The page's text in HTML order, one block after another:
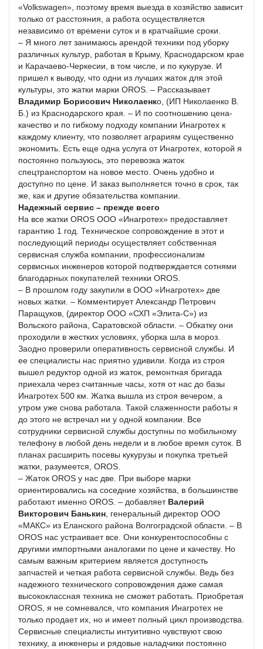
«Volkswagen», поэтому время выезда в хозяйство зависит
только от расстояния, а работа осуществляется
независимо от времени суток и в кратчайшие сроки.
– Я много лет занимаюсь арендой техники под уборку
различных культур, работая в Крыму, Краснодарском крае
и Карачаево-Черкесии, в том числе, и по кукурузе. И
пришел к выводу, что одни из лучших жаток для этой
культуры, это жатки марки OROS. – Рассказывает
Владимир Борисович Николаенко, (ИП Николаенко В.
Б.) из Краснодарского края. – И по соотношению цена-
качество и по гибкому подходу компании Инагротех к
каждому клиенту, что позволяет аграриям существенно
экономить. Есть еще одна услуга от Инагротех, которой я
постоянно пользуюсь, это перевозка жаток
спецтранспортом на новое место. Очень удобно и
доступно по цене. И заказ выполняется точно в срок, так
же, как и другие обязательства компании.
Надежный сервис – прежде всего
На все жатки OROS ООО «Инагротех» предоставляет
гарантию 1 год. Техническое сопровождение в этот и
последующий периоды осуществляет собственная
сервисная служба компании, профессионализм
сервисных инженеров которой подтверждается сотнями
благодарных покупателей техники OROS.
– В прошлом году закупили в ООО «Инагротех» две
новых жатки. – Комментирует Александр Петрович
Паращуков, (директор ООО «СХП «Элита-С») из
Вольского района, Саратовской области. – Обкатку они
проходили в жестких условиях, уборка шла в мороз.
Заодно проверили оперативность сервисной службы. И
ее специалисты нас приятно удивили. Когда из строя
вышел редуктор одной из жаток, ремонтная бригада
приехала через считанные часы, хотя от нас до базы
Инагротех 500 км. Жатка вышла из строя вечером, а
утром уже снова работала. Такой слаженности работы я
до этого не встречал ни у одной компании. Все
сотрудники сервисной службы доступны по мобильному
телефону в любой день недели и в любое время суток. В
планах расширить посевы кукурузы и покупка третьей
жатки, разумеется, OROS.
– Жаток OROS у нас две. При выборе марки
ориентировались на соседние хозяйства, в большинстве
работают именно OROS. – добавляет Валерий
Викторович Банькин, генеральный директор ООО
«МАКС» из Еланского района Волгоградской области. – В
OROS нас устраивает все. Они конкурентоспособны с
другими импортными аналогами по цене и качеству. Но
самым важным критерием является доступность
запчастей и четкая работа сервисной службы. Ведь без
надежного технического сопровождения даже самая
высококлассная техника не сможет работать. Приобретая
OROS, я не сомневался, что компания Инагротех не
только продает их, но и имеет полный цикл производства.
Сервисные специалисты интуитивно чувствуют свою
технику, а инженеры и рядовые наладчики постоянно